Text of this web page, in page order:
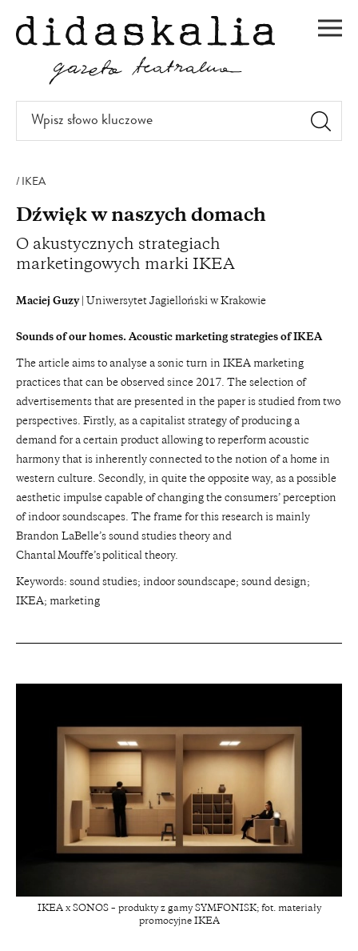
DO
TREŚCI
Wpisz
słowo
IKEA
Dźwięk w naszych domach
O akustycznych strategiach
marketingowych marki IKEA
Maciej Guzy | Uniwersytet Jagielloński w Krakowie
Sounds of our homes. Acoustic marketing strategies of IKEA
The article aims to analyse a sonic turn in IKEA marketing
practices that can be observed since 2017. The selection of
advertisements that are presented in the paper is studied from two
perspectives. Firstly, as a capitalist strategy of producing a
demand for a certain product allowing to reperform acoustic
harmony that is inherently connected to the notion of a home in
western culture. Secondly, in quite the opposite way, as a possible
aesthetic impulse capable of changing the consumers’ perception
of indoor soundscapes. The frame for this research is mainly
Brandon LaBelle’s sound studies theory and
Chantal Mouffe’s political theory.
Keywords: sound studies; indoor soundscape; sound design;
IKEA; marketing
IKEA x SONOS – produkty z gamy SYMFONISK; fot. materiały
promocyjne IKEA